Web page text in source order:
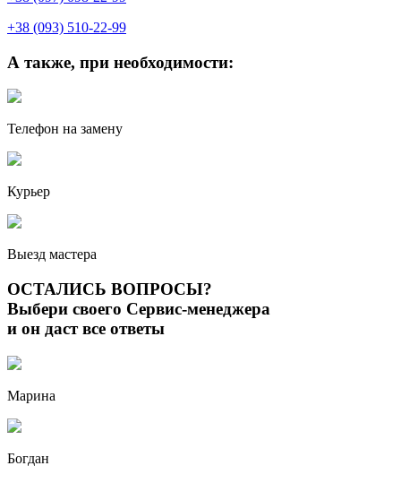
+38 (093) 510-22-99
А также, при необходимости:
Телефон на замену
Курьер
Выезд мастера
ОСТАЛИСЬ ВОПРОСЫ?
Выбери своего Сервис-менеджера
и он даст все ответы
Марина
Богдан